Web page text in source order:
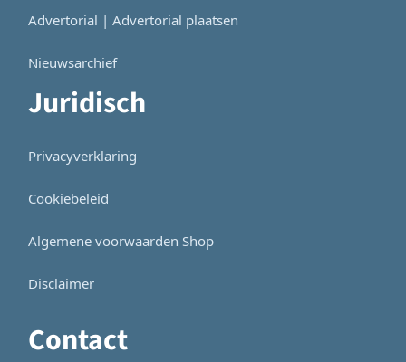
Advertorial | Advertorial plaatsen
Nieuwsarchief
Juridisch
Privacyverklaring
Cookiebeleid
Algemene voorwaarden Shop
Disclaimer
Contact